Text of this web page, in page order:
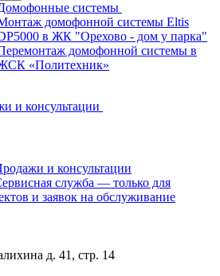
системы
домофонной системы Eltis
в ЖК "Орехово - дом у парка"
домофонной системы в
«Политехник»
и консультации
и консультации
служба — только для
и заявок на обслуживание
д. 41, стр. 14